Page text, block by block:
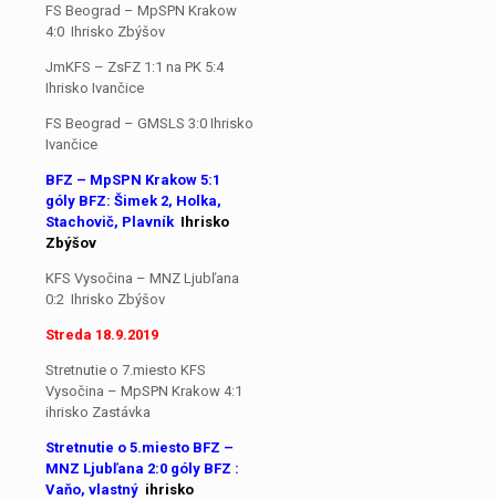
FS Beograd – MpSPN Krakow
4:0 Ihrisko Zbýšov
JmKFS – ZsFZ 1:1 na PK 5:4
Ihrisko Ivančice
FS Beograd – GMSLS 3:0 Ihrisko
Ivančice
BFZ – MpSPN Krakow 5:1
góly BFZ: Šimek 2, Holka,
Stachovič, Plavník Ihrisko
Zbýšov
KFS Vysočina – MNZ Ljubľana
0:2 Ihrisko Zbýšov
Streda 18.9.2019
Stretnutie o 7.miesto KFS
Vysočina – MpSPN Krakow 4:1
ihrisko Zastávka
Stretnutie o 5.miesto BFZ –
MNZ Ljubľana 2:0 góly BFZ :
Vaňo, vlastný ihrisko